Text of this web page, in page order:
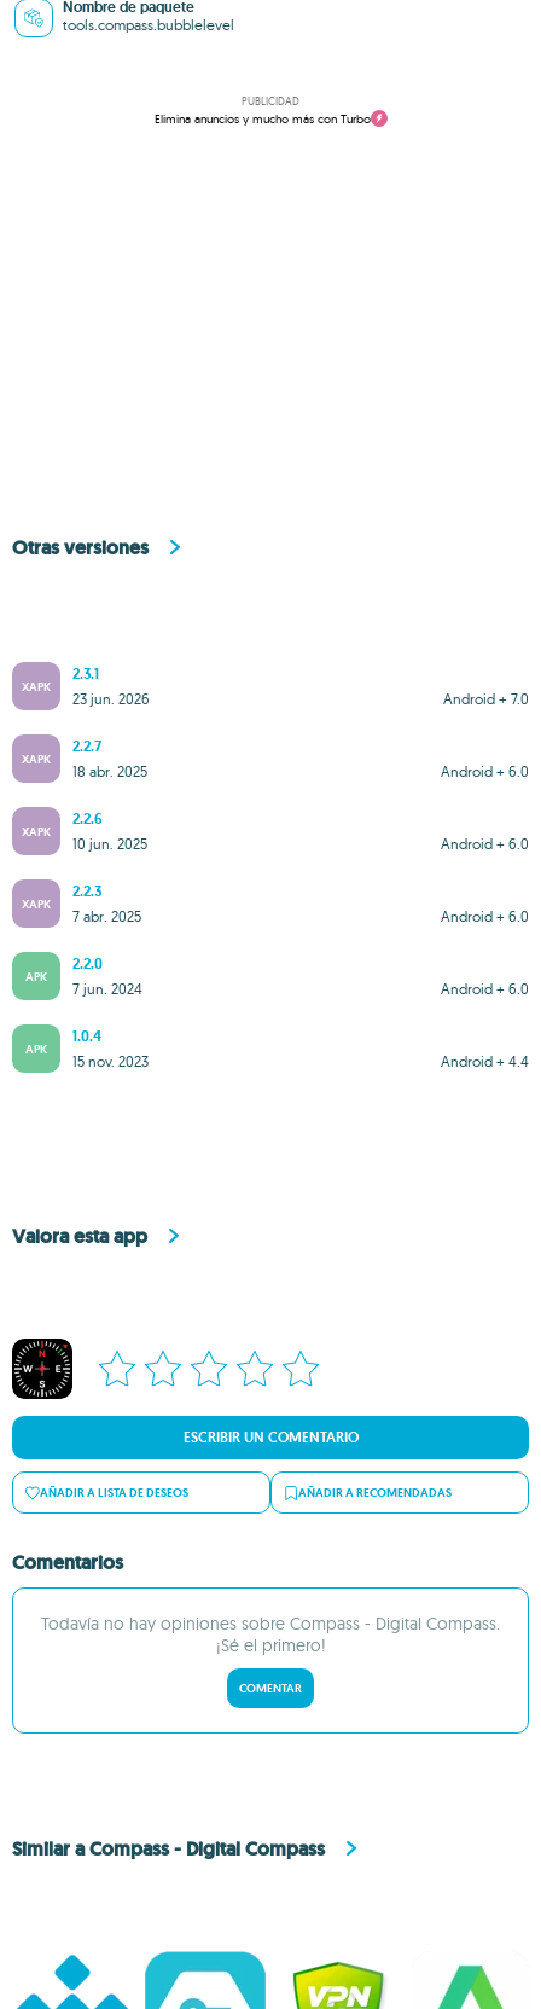
Nombre de paquete
tools.compass.bubblelevel
PUBLICIDAD
Elimina anuncios y mucho más con Turbo
Otras versiones
XAPK
2.3.1
Android + 7.0
23 jun. 2026
XAPK
2.2.7
Android + 6.0
18 abr. 2025
XAPK
2.2.6
Android + 6.0
10 jun. 2025
XAPK
2.2.3
Android + 6.0
7 abr. 2025
APK
2.2.0
Android + 6.0
7 jun. 2024
APK
1.0.4
Android + 4.4
15 nov. 2023
Valora esta app
ESCRIBIR UN COMENTARIO
AÑADIR A LISTA DE DESEOS AÑADIR A RECOMENDADAS
Comentarios
Todavía no hay opiniones sobre Compass - Digital Compass.
¡Sé el primero!
COMENTAR
Similar a Compass - Digital Compass